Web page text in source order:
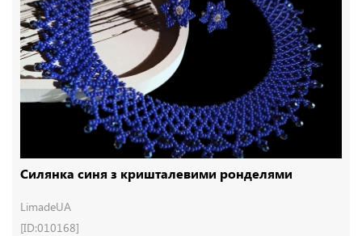
Силянка синя з кришталевими ронделями
LimadeUA
[ID:010168]